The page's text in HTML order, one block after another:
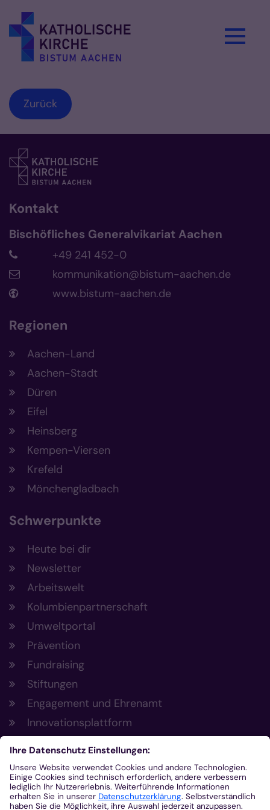
Zurück
Kontakt
Bischöfliches Generalvikariat Aachen
+49 241 452-0
kommunikation@bistum-aachen.de
www.bistum-aachen.de
Regionen
Aachen-Land
Aachen-Stadt
Düren
Eifel
Heinsberg
Kempen-Viersen
Krefeld
Mönchengladbach
Schwerpunkte
Heute bei dir
Newsletter
Arbeitswelt
Kolumbienpartnerschaft
Umweltportal
Prävention
Fundraising
Stiftungen
Engagement und Ehrenamt
Innovationsplattform
Aus der Plattform
Nachrichten
Veranstaltungen